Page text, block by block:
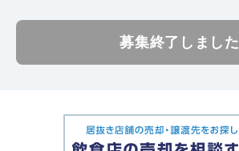
募集終了しました